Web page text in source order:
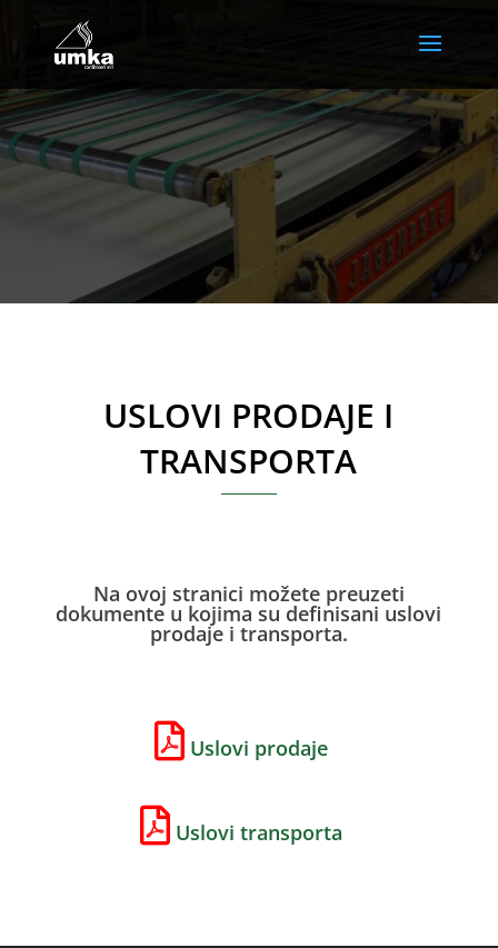
USLOVI PRODAJE I
TRANSPORTA
Na ovoj stranici možete preuzeti
dokumente u kojima su definisani uslovi
prodaje i transporta.
Uslovi prodaje
Uslovi transporta